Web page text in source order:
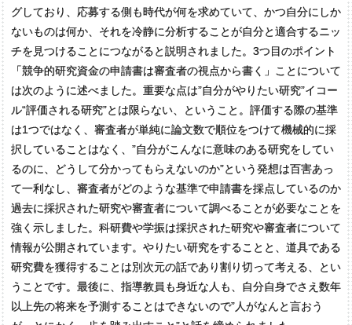
グしており、応募する側も時代が何を求めていて、かつ自分にしか
ないものは何か、それを冷静に分析することが自分と適合するニッ
チを見つけることにつながると説明されました。3つ目のポイント
「競争的研究資金の申請書は審査者の視点から書く」ことについて
は次のように述べました。重要な点は”自分がやりたい研究”イコー
ル“評価される研究”とは限らない、ということ。評価する際の基準
は1つではなく、審査者が単純に論文数で順位をつけて機械的に採
択していることはなく、”自分がこんなに意味のある研究をしてい
るのに、どうして分かってもらえないのか”という発想は百害あっ
て一利なし、審査者がどのような基準で申請書を採点しているのか
過去に採択された研究や審査者について調べることが必要なことを
強く示しました。科研費や学振は採択された研究や審査者について
情報が公開されています。やりたい研究をすることと、道具である
研究費を獲得することは別次元の話であり割り切って考える、とい
うことです。最後に、指導教員も身近な人も、自分自身でさえ数年
以上先の将来を予測することはできないので”人がなんと言おう